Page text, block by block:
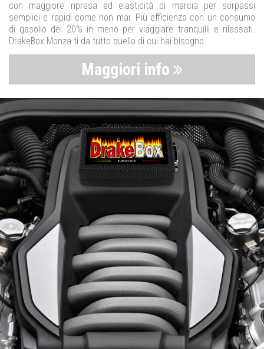
con maggiore ripresa ed elasticità di marcia per sorpassi
semplici e rapidi come non mai. Più efficienza con un consumo
di gasolio del 20% in meno per viaggiare tranquilli e rilassati.
DrakeBox Monza ti da tutto quello di cui hai bisogno.
Maggiori info